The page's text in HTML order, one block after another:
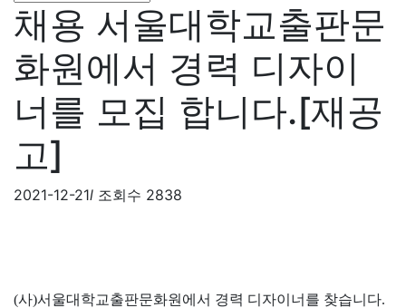
채용 서울대학교출판문
화원에서 경력 디자이
너를 모집 합니다.[재공
고]
2021-12-21l 조회수 2838
(사)서울대학교출판문화원에서 경력 디자이너를 찾습니다.